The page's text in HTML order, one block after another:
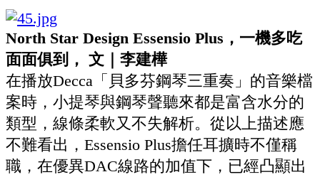
North Star Design Essensio Plus，一機多吃
面面俱到， 文｜李建樺
在播放Decca「貝多芬鋼琴三重奏」的音樂檔
案時，小提琴與鋼琴聲聽來都是富含水分的
類型，線條柔軟又不失解析。從以上描述應
不難看出，Essensio Plus擔任耳擴時不僅稱
職，在優異DAC線路的加值下，已經凸顯出